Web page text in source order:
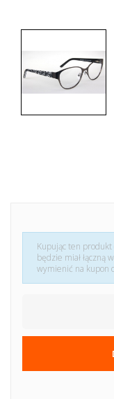
Kupując ten
będzie miał łączną
wymienić na kupon